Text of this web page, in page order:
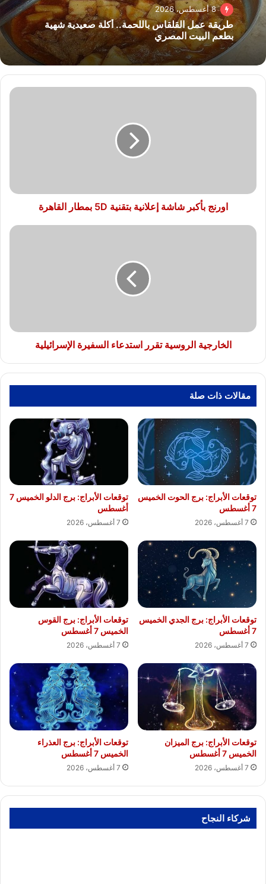
8 أغسطس، 2026
طريقة عمل القلقاس باللحمة.. أكلة صعيدية شهية
بطعم البيت المصري
اورنج
اورنج بأكبر شاشة إعلانية بتقنية 5D بمطار القاهرة
الخارجية
الخارجية الروسية تقرر استدعاء السفيرة الإسرائيلية
مقالات ذات صلة
توقعات الأبراج: برج الحوت الخميس
7 أغسطس
7 أغسطس، 2026
توقعات الأبراج: برج الدلو الخميس 7
أغسطس
7 أغسطس، 2026
توقعات الأبراج: برج الجدي الخميس
7 أغسطس
7 أغسطس، 2026
توقعات الأبراج: برج القوس
الخميس 7 أغسطس
7 أغسطس، 2026
توقعات الأبراج: برج الميزان
الخميس 7 أغسطس
7 أغسطس، 2026
توقعات الأبراج: برج العذراء
الخميس 7 أغسطس
7 أغسطس، 2026
شركاء النجاح